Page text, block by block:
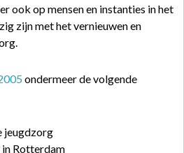
ook op mensen en instanties in het
zijn met het vernieuwen en
ondermeer de volgende
jeugdzorg
Rotterdam